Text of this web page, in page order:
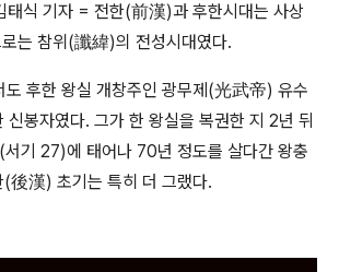
태식 기자 = 전한(前漢)과 후한시대는 사상
는 참위(讖緯)의 전성시대였다.
도 후한 왕실 개창주인 광무제(光武帝) 유수
봉자였다. 그가 한 왕실을 복권한 지 2년 뒤
기 27)에 태어나 70년 정도를 살다간 왕충
後漢) 초기는 특히 더 그랬다.